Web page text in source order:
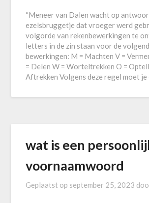
“Meneer van Dalen wacht op
ezelsbruggetje dat vroeger werd
volgorde van rekenbewerkingen te
letters in de zin staan voor de
bewerkingen: M = Machten V =
= Delen W = Worteltrekken O =
Aftrekken Volgens deze regel moet
wat is een
voornaamwoord
Geplaatst op september 25, 2023